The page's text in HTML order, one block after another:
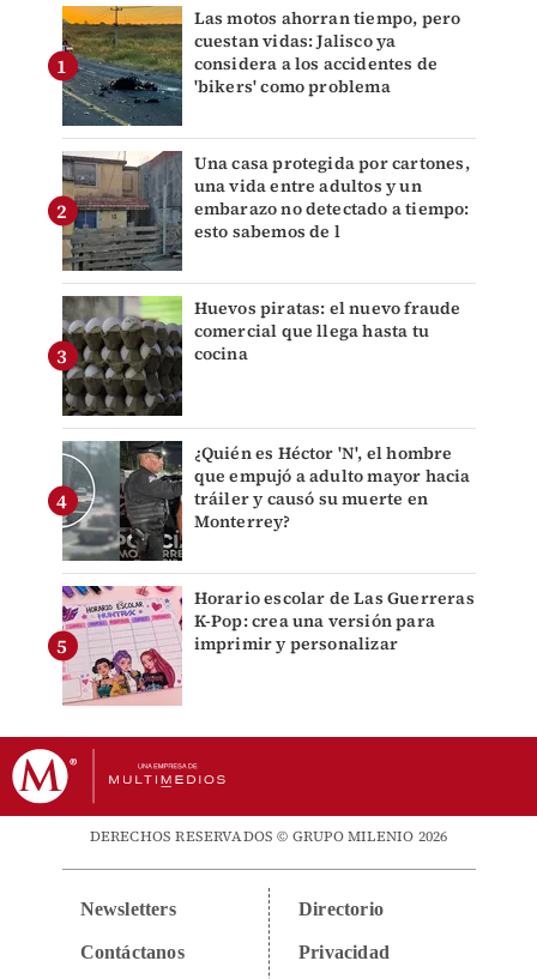
Las motos ahorran tiempo, pero
cuestan vidas: Jalisco ya
considera a los accidentes de
'bikers' como problema
Una casa protegida por cartones,
una vida entre adultos y un
embarazo no detectado a tiempo:
esto sabemos de l
Huevos piratas: el nuevo fraude
comercial que llega hasta tu
cocina
¿Quién es Héctor 'N', el hombre
que empujó a adulto mayor hacia
tráiler y causó su muerte en
Monterrey?
Horario escolar de Las Guerreras
K-Pop: crea una versión para
imprimir y personalizar
DERECHOS RESERVADOS © GRUPO MILENIO 2026
Newsletters
Contáctanos
Directorio
Privacidad